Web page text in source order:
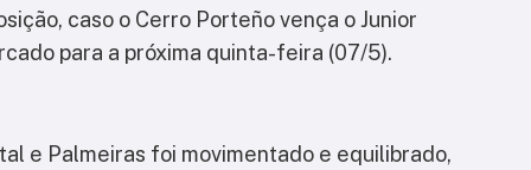
caso o Cerro Porteño vença o Junior
para a próxima quinta-feira (07/5).
e Palmeiras foi movimentado e equilibrado,